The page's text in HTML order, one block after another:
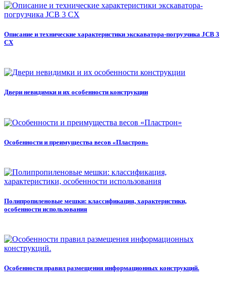
Описание и технические характеристики экскаватора-погрузчика JCB 3
CX
Двери невидимки и их особенности конструкции
Особенности и преимущества весов «Пластрон»
Полипропиленовые мешки: классификация, характеристики,
особенности использования
Особенности правил размещения информационных конструкций.